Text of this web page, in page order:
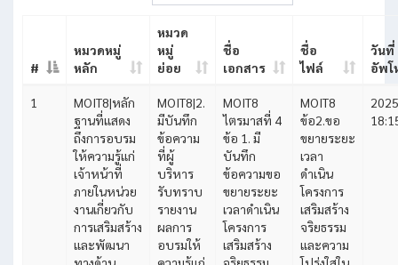
#
หมวดหมู่
หลัก
หมวด
หมู่
ย่อย
ชื่อ
เอกสาร
ชื่อ
ไฟล์
วันที่
อัพโ
1
MOIT8|หลัก
ฐานที่แสดง
ถึงการอบรม
ให้ความรู้แก่
เจ้าหน้าที่
ภายในหน่วย
งานเกี่ยวกับ
การเสริมสร้าง
และพัฒนา
MOIT8|2.
มีบันทึก
ข้อความ
ที่ผู้
บริหาร
รับทราบ
รายงาน
ผลการ
อบรมให้
MOIT8
ไตรมาสที่ 4
ข้อ 1. มี
บันทึก
ข้อความขอ
ขยายระยะ
เวลาดำเนิน
โครงการ
เสริมสร้าง
MOIT8
ข้อ2.ขอ
ขยายระยะ
เวลา
ดำเนิน
โครงการ
เสริมสร้าง
จริยธรรม
และความ